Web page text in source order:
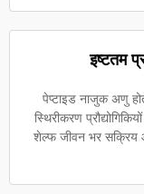
इष्टतम
पेप्टाइड नाजुक अणु
स्थिरीकरण
शेल्फ जीवन भर सक्रिय